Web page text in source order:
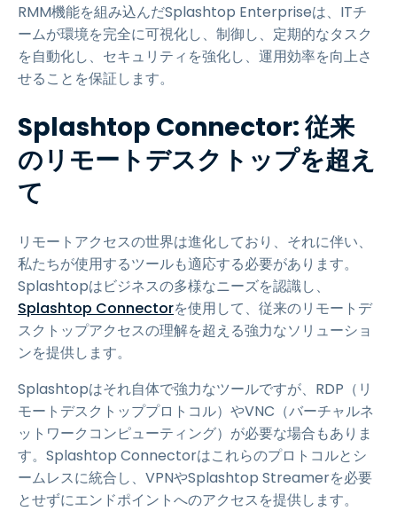
RMM機能を組み込んだSplashtop Enterpriseは、ITチ
ームが環境を完全に可視化し、制御し、定期的なタスク
を自動化し、セキュリティを強化し、運用効率を向上さ
せることを保証します。
Splashtop Connector: 従来
のリモートデスクトップを超え
て
リモートアクセスの世界は進化しており、それに伴い、
私たちが使用するツールも適応する必要があります。
Splashtopはビジネスの多様なニーズを認識し、
Splashtop Connectorを使用して、従来のリモートデ
スクトップアクセスの理解を超える強力なソリューショ
ンを提供します。
Splashtopはそれ自体で強力なツールですが、RDP（リ
モートデスクトッププロトコル）やVNC（バーチャルネ
ットワークコンピューティング）が必要な場合もありま
す。Splashtop Connectorはこれらのプロトコルとシ
ームレスに統合し、VPNやSplashtop Streamerを必要
とせずにエンドポイントへのアクセスを提供します。